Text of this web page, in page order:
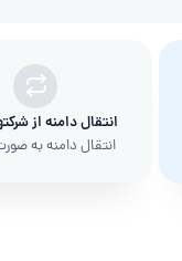
انتقال دامنه از
انتقال دامنه به